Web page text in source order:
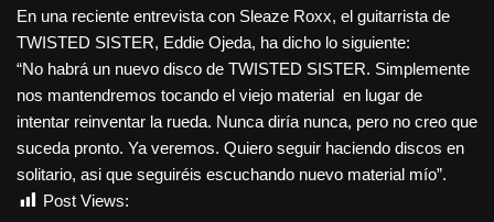
En una reciente entrevista con Sleaze Roxx, el guitarrista de
TWISTED SISTER, Eddie Ojeda, ha dicho lo siguiente:
“No habrá un nuevo disco de TWISTED SISTER. Simplemente
nos mantendremos tocando el viejo material en lugar de
intentar reinventar la rueda. Nunca diría nunca, pero no creo que
suceda pronto. Ya veremos. Quiero seguir haciendo discos en
solitario, asi que seguiréis escuchando nuevo material mío”.
Post Views: